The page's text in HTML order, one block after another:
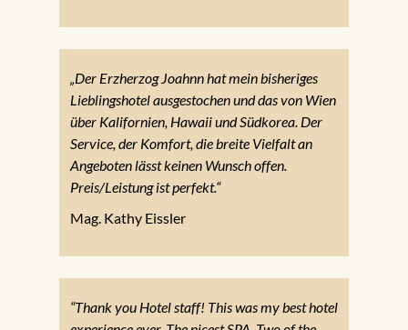
„Der Erzherzog Joahnn hat mein bisheriges
Lieblingshotel ausgestochen und das von Wien
über Kalifornien, Hawaii und Südkorea. Der
Service, der Komfort, die breite Vielfalt an
Angeboten lässt keinen Wunsch offen.
Preis/Leistung ist perfekt.“
Mag. Kathy Eissler
“Thank you Hotel staff! This was my best hotel